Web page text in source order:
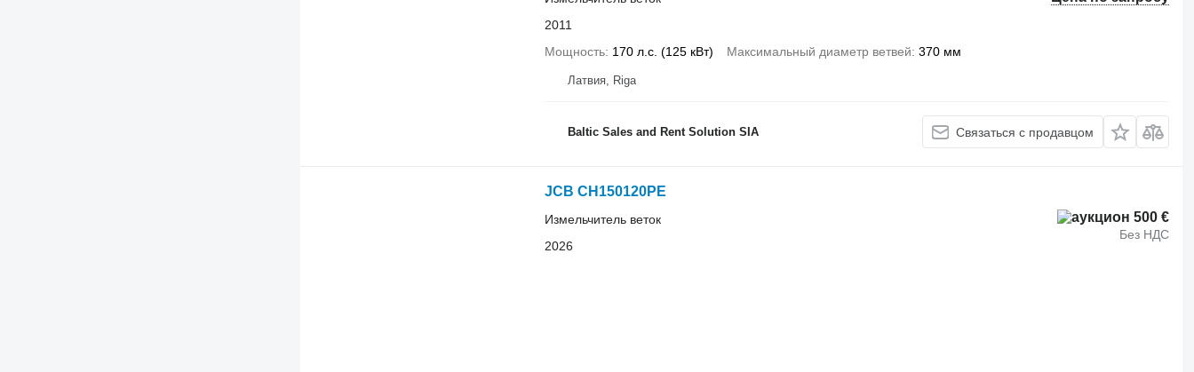
2011
Мощность 170 л.с. (125 кВт) Максимальный диаметр ветвей 370 мм
Латвия, Riga
Baltic Sales and Rent Solution SIA Связаться с продавцом
JCB CH150120PE
500 €
Без НДС
Измельчитель веток
2026